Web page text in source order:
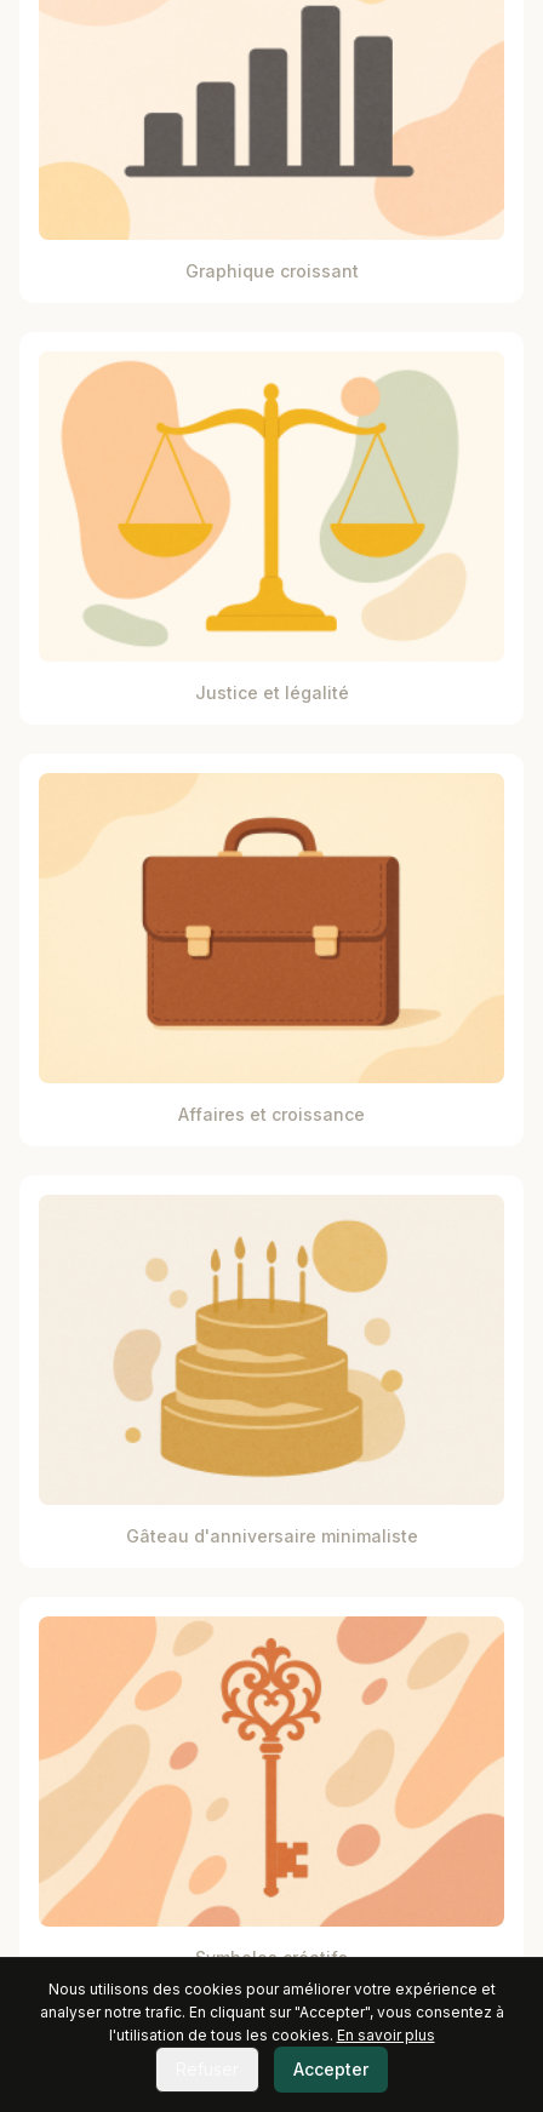
Graphique croissant
Justice et légalité
Affaires et croissance
Gâteau d'anniversaire minimaliste
Symboles créatifs
Nous utilisons des cookies pour améliorer votre expérience et
analyser notre trafic. En cliquant sur "Accepter", vous consentez à
l'utilisation de tous les cookies. En savoir plus
Accepter